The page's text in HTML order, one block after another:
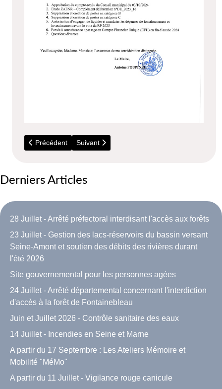
Article précédent : Conseil Municipal du 21 Novembre 2024
Précédent Article suivant : Conseil Municipal du 03
Suivant
Derniers Articles
28 Juillet - Arrêté préfectoral interdisant l'accès aux forêts
23 Juillet - Gestion des lacs-réservoirs du bassin versant
Seine-Amont et soutien des débits des rivières durant
l'été 2026
Site gouvernemental pour les personnes agées
24 Juillet - Arrêté départemental concernant l'interdiction
d'accès à la forêt de Fontainebleau
Juin et Juillet 2026 - Contrôle sanitaire des eaux
14 Juillet - Incendies en Seine et Marne
A partir du 17 Septembre : Les Ateliers Mémoire et
Mobilité "MéMo"
A partir du 11 Juillet - Vigilance rouge canicule